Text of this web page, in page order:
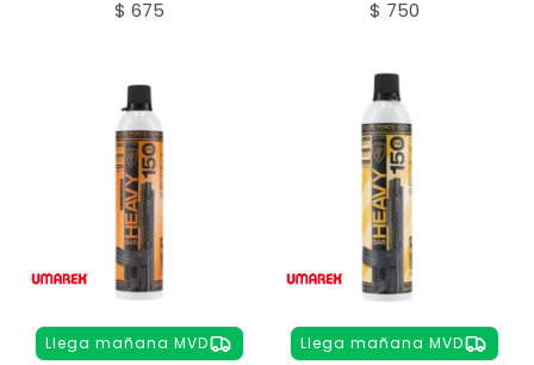
$ 675 $ 750
Llega mañana MVD Llega mañana MVD